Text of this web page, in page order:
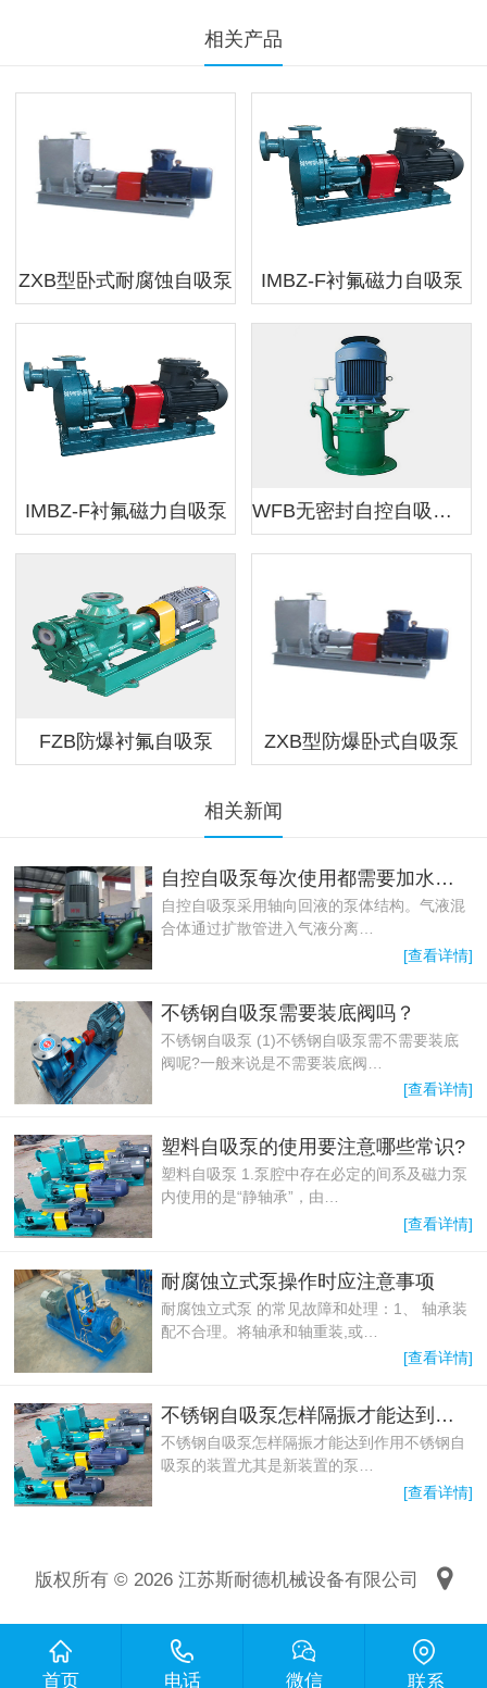
相关产品
ZXB型卧式耐腐蚀自吸泵 IMBZ-F衬氟磁力自吸泵
IMBZ-F衬氟磁力自吸泵 WFB无密封自控自吸泵（多级型）
FZB防爆衬氟自吸泵 ZXB型防爆卧式自吸泵
相关新闻
自控自吸泵每次使用都需要加水的原因
自控自吸泵采用轴向回液的泵体结构。气液混
合体通过扩散管进入气液分离…
[查看详情]
不锈钢自吸泵需要装底阀吗？
不锈钢自吸泵 (1)不锈钢自吸泵需不需要装底
阀呢?一般来说是不需要装底阀…
[查看详情]
塑料自吸泵的使用要注意哪些常识?
塑料自吸泵 1.泵腔中存在必定的间系及磁力泵
内使用的是“静轴承”，由…
[查看详情]
耐腐蚀立式泵操作时应注意事项
耐腐蚀立式泵 的常见故障和处理：1、 轴承装
配不合理。将轴承和轴重装,或…
[查看详情]
不锈钢自吸泵怎样隔振才能达到作用
不锈钢自吸泵怎样隔振才能达到作用不锈钢自
吸泵的装置尤其是新装置的泵…
[查看详情]
版权所有 © 2026 江苏斯耐德机械设备有限公司
首页 电话 微信 联系